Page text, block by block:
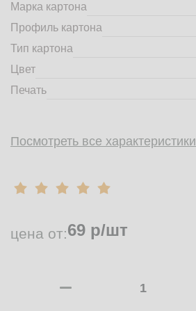
Марка картона
Профиль картона
Тип картона
Цвет
Печать
Посмотреть все характеристики
цена от:69 р/шт